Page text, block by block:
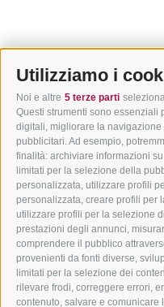
Utilizziamo i
Noi e altre 5 terze parti
Questi strumenti sono essenziali
digitali, migliorare la
pubblicitari. Ad esempio,
finalità: archiviare informazioni
limitati per la selezione della
personalizzata, utilizzare profili
personalizzata, creare profili per
utilizzare profili per la selezione
prestazioni degli annunci,
comprendere il pubblico
provenienti da fonti diverse,
limitati per la selezione dei
rilevare frodi, correggere errori,
contenuto, salvare e comunicare
ALLE NEWS
Tour guidati in
13/07/2016
SCOPRI DI PIÙ →